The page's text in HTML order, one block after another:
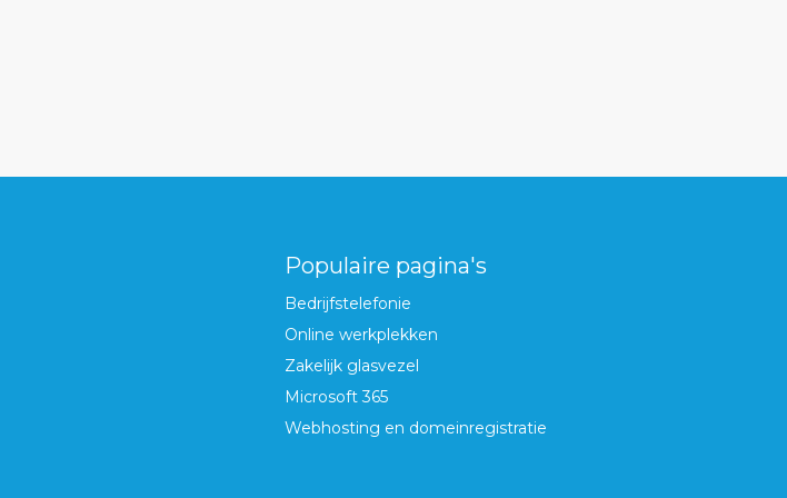
Populaire pagina's
Bedrijfstelefonie
Online werkplekken
Zakelijk glasvezel
Microsoft 365
Webhosting en domeinregistratie